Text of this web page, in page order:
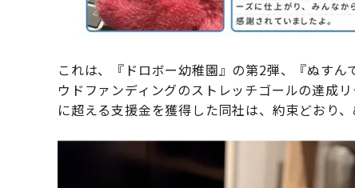
これは、『ドロボー幼稚園』の第2弾、『ぬす
ウドファンディングのストレッチゴールの達成
に超える支援金を獲得した同社は、約束どおり